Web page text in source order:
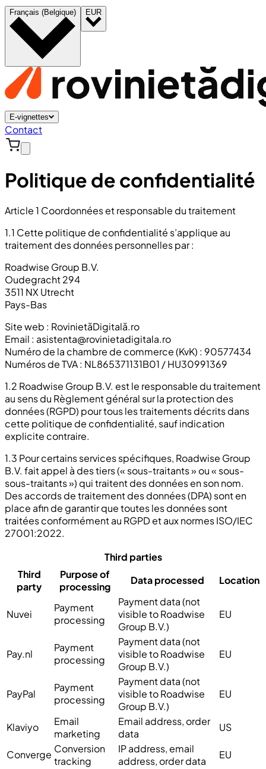
Français (Belgique) EUR
E-vignettes
Contact
Politique de confidentialité
Article 1 Coordonnées et responsable du traitement
1.1 Cette politique de confidentialité s’applique au
traitement des données personnelles par :
Roadwise Group B.V.
Oudegracht 294
3511 NX Utrecht
Pays-Bas
Site web : RovinietăDigitală.ro
Email : asistenta@rovinietadigitala.ro
Numéro de la chambre de commerce (KvK) : 90577434
Numéros de TVA : NL865371131B01 / HU30991369
1.2 Roadwise Group B.V. est le responsable du traitement
au sens du Règlement général sur la protection des
données (RGPD) pour tous les traitements décrits dans
cette politique de confidentialité, sauf indication
explicite contraire.
1.3 Pour certains services spécifiques, Roadwise Group
B.V. fait appel à des tiers (« sous-traitants » ou « sous-
sous-traitants ») qui traitent des données en son nom.
Des accords de traitement des données (DPA) sont en
place afin de garantir que toutes les données sont
traitées conformément au RGPD et aux normes ISO/IEC
27001:2022.
Third parties
Third
party
Purpose of
processing
Data processed Location
Nuvei
Payment
processing
Payment data (not
visible to Roadwise
Group B.V.)
EU
Pay.nl
Payment
processing
Payment data (not
visible to Roadwise
Group B.V.)
EU
PayPal
Payment
processing
Payment data (not
visible to Roadwise
Group B.V.)
EU
Klaviyo
Email
marketing
Email address, order
data
US
Converge Conversion
tracking
IP address, email
address, order data
EU